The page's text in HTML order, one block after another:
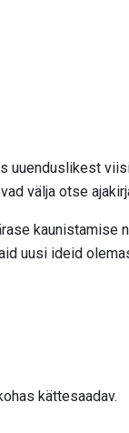
uuenduslikest
välja otse
kaunistamise
uusi ideid
kättesaadav.